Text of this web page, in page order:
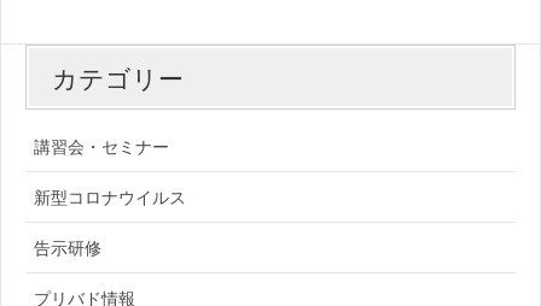
カテゴリー
講習会・セミナー
新型コロナウイルス
告示研修
プリバド情報